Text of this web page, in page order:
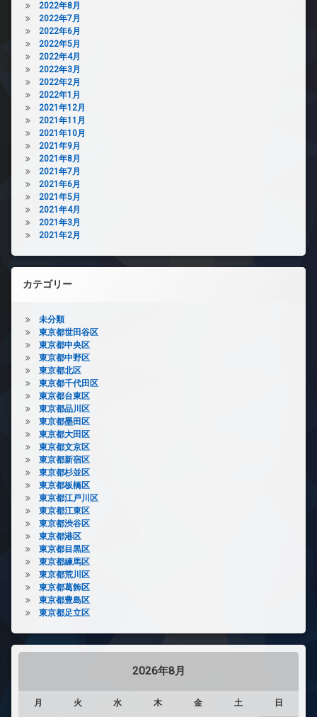
2022年8月
2022年7月
2022年6月
2022年5月
2022年4月
2022年3月
2022年2月
2022年1月
2021年12月
2021年11月
2021年10月
2021年9月
2021年8月
2021年7月
2021年6月
2021年5月
2021年4月
2021年3月
2021年2月
カテゴリー
未分類
東京都世田谷区
東京都中央区
東京都中野区
東京都北区
東京都千代田区
東京都台東区
東京都品川区
東京都墨田区
東京都大田区
東京都文京区
東京都新宿区
東京都杉並区
東京都板橋区
東京都江戸川区
東京都江東区
東京都渋谷区
東京都港区
東京都目黒区
東京都練馬区
東京都荒川区
東京都葛飾区
東京都豊島区
東京都足立区
2026年8月
月 火 水 木 金 土 日